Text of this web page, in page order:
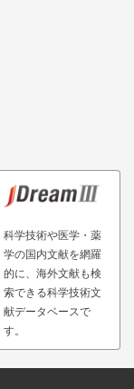
科学技術や医学・薬
学の国内文献を網羅
的に、海外文献も検
索できる科学技術文
献データベースで
す。